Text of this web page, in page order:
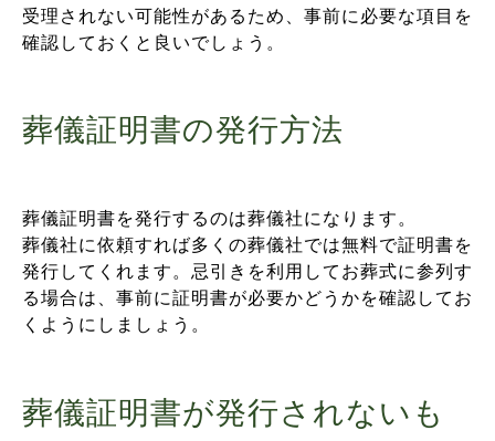
受理されない可能性があるため、事前に必要な項目を
確認しておくと良いでしょう。
葬儀証明書の発行方法
葬儀証明書を発行するのは葬儀社になります。
葬儀社に依頼すれば多くの葬儀社では無料で証明書を
発行してくれます。忌引きを利用してお葬式に参列す
る場合は、事前に証明書が必要かどうかを確認してお
くようにしましょう。
葬儀証明書が発行されないも